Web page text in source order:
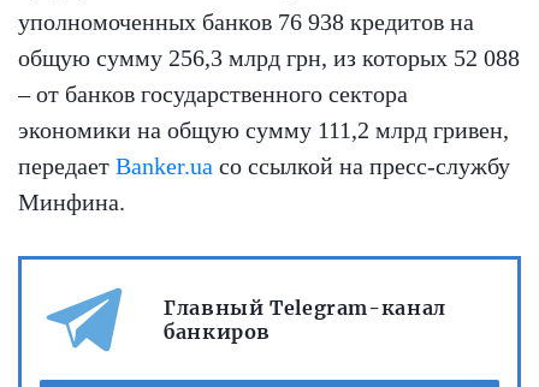
уполномоченных банков 76 938 кредитов на
общую сумму 256,3 млрд грн, из которых 52 088
– от банков государственного сектора
экономики на общую сумму 111,2 млрд гривен,
передает Banker.ua со ссылкой на пресс-службу
Минфина.
Главный Telegram-канал
банкиров